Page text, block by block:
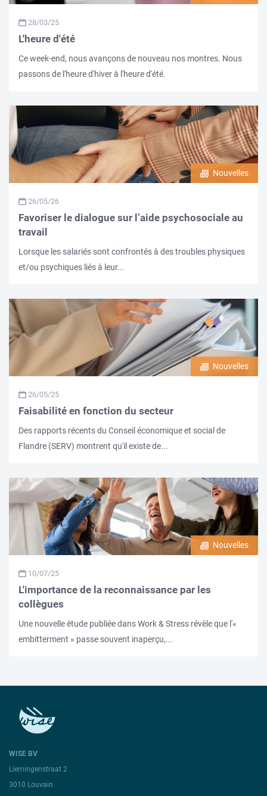
28/03/25
L'heure d'été
Ce week-end, nous avançons de nouveau nos montres. Nous
passons de l'heure d'hiver à l'heure d'été.
Nouvelles
26/05/26
Favoriser le dialogue sur l’aide psychosociale au
travail
Lorsque les salariés sont confrontés à des troubles physiques
et/ou psychiques liés à leur...
Nouvelles
26/05/25
Faisabilité en fonction du secteur
Des rapports récents du Conseil économique et social de
Flandre (SERV) montrent qu'il existe de...
Nouvelles
10/07/25
L'importance de la reconnaissance par les
collègues
Une nouvelle étude publiée dans Work & Stress révèle que l'«
embitterment » passe souvent inaperçu,...
WISE BV
Liemingenstraat 2
3010 Louvain